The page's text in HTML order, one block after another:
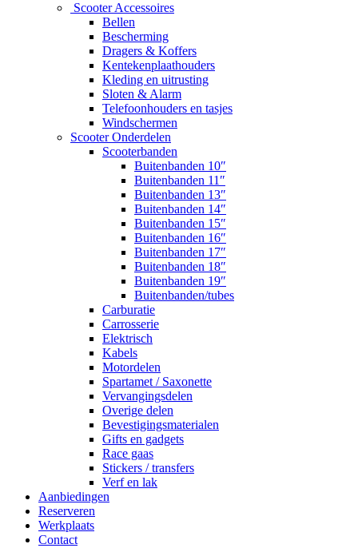
Scooter Accessoires
Bellen
Bescherming
Dragers & Koffers
Kentekenplaathouders
Kleding en uitrusting
Sloten & Alarm
Telefoonhouders en tasjes
Windschermen
Scooter Onderdelen
Scooterbanden
Buitenbanden 10″
Buitenbanden 11″
Buitenbanden 13″
Buitenbanden 14″
Buitenbanden 15″
Buitenbanden 16″
Buitenbanden 17″
Buitenbanden 18″
Buitenbanden 19″
Buitenbanden/tubes
Carburatie
Carrosserie
Elektrisch
Kabels
Motordelen
Spartamet / Saxonette
Vervangingsdelen
Overige delen
Bevestigingsmaterialen
Gifts en gadgets
Race gaas
Stickers / transfers
Verf en lak
Aanbiedingen
Reserveren
Werkplaats
Contact